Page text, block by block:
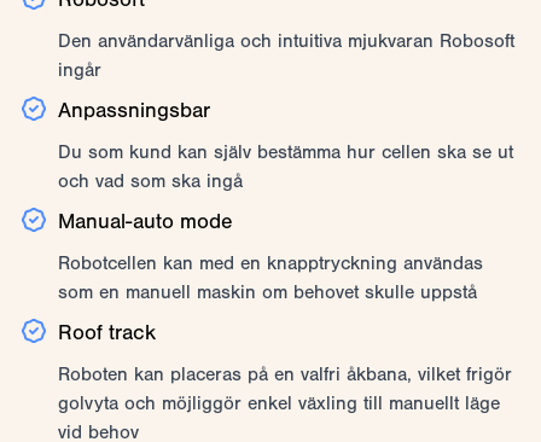
Den användarvänliga och intuitiva mjukvaran Robosoft
ingår
Anpassningsbar
Du som kund kan själv bestämma hur cellen ska se ut
och vad som ska ingå
Manual-auto mode
Robotcellen kan med en knapptryckning användas
som en manuell maskin om behovet skulle uppstå
Roof track
Roboten kan placeras på en valfri åkbana, vilket frigör
golvyta och möjliggör enkel växling till manuellt läge
vid behov